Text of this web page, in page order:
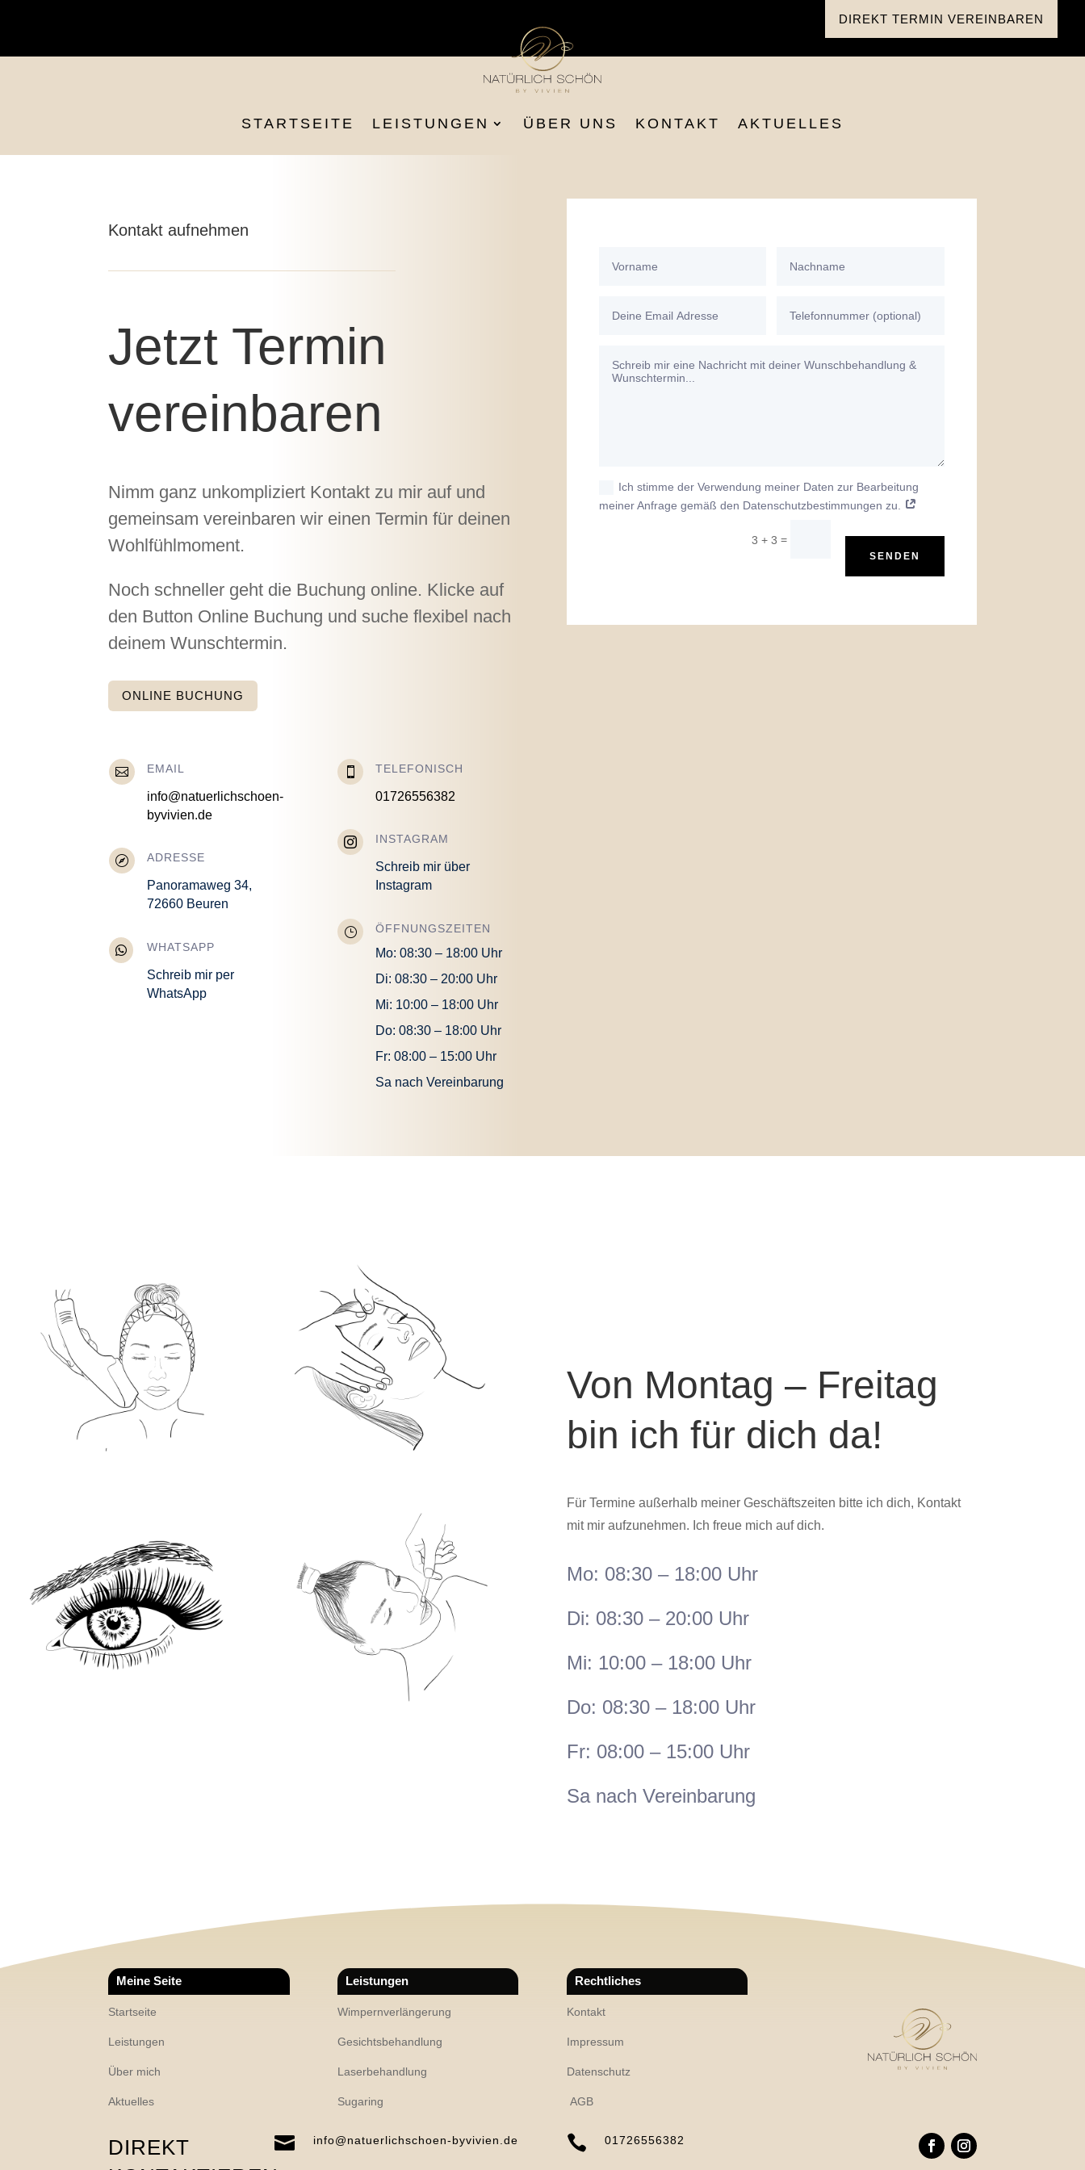
DIREKT TERMIN VEREINBAREN
STARTSEITE LEISTUNGEN ÜBER UNS KONTAKT AKTUELLES
Kontakt aufnehmen
Jetzt Termin
vereinbaren
Nimm ganz unkompliziert Kontakt zu mir auf und
gemeinsam vereinbaren wir einen Termin für deinen
Wohlfühlmoment.
Noch schneller geht die Buchung online. Klicke auf
den Button Online Buchung und suche flexibel nach
deinem Wunschtermin.
ONLINE BUCHUNG
 EMAIL
info@natuerlichschoen-
byvivien.de
 ADRESSE
Panoramaweg 34,
72660 Beuren
 WHATSAPP
Schreib mir per
WhatsApp
 TELEFONISCH
01726556382
 INSTAGRAM
Schreib mir über
Instagram
} ÖFFNUNGSZEITEN
Mo: 08:30 – 18:00 Uhr
Di: 08:30 – 20:00 Uhr
Mi: 10:00 – 18:00 Uhr
Do: 08:30 – 18:00 Uhr
Fr: 08:00 – 15:00 Uhr
Sa nach Vereinbarung
Ich stimme der Verwendung meiner Daten zur Bearbeitung
meiner Anfrage gemäß den Datenschutzbestimmungen zu.
3 + 3 =
SENDEN
Von Montag – Freitag
bin ich für dich da!
Für Termine außerhalb meiner Geschäftszeiten bitte ich dich, Kontakt
mit mir aufzunehmen. Ich freue mich auf dich.
Mo: 08:30 – 18:00 Uhr
Di: 08:30 – 20:00 Uhr
Mi: 10:00 – 18:00 Uhr
Do: 08:30 – 18:00 Uhr
Fr: 08:00 – 15:00 Uhr
Sa nach Vereinbarung
Meine Seite
Startseite
Leistungen
Über mich
Aktuelles
Leistungen
Wimpernverlängerung
Gesichtsbehandlung
Laserbehandlung
Sugaring
Rechtliches
Kontakt
Impressum
Datenschutz
AGB
DIREKT
 info@natuerlichschoen-byvivien.de  01726556382